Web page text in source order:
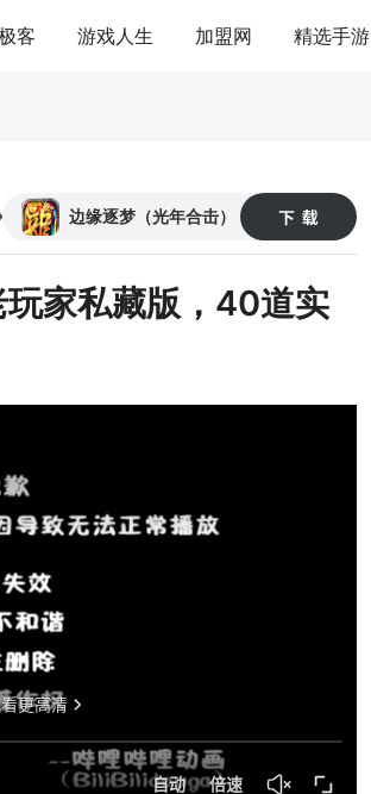
客 游戏人生 加盟网 精选手游
186 边缘逐梦（光年合击）
家私藏版，40道实